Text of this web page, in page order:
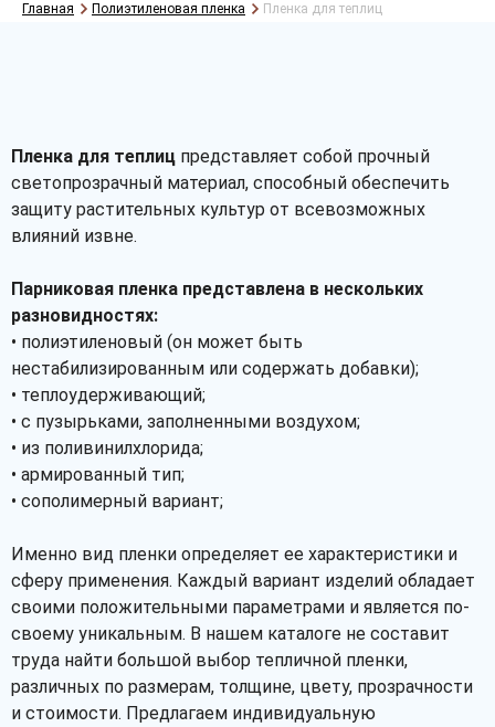
Главная Полиэтиленовая пленка Пленка для теплиц
Пленка для теплиц представляет собой прочный
светопрозрачный материал, способный обеспечить
защиту растительных культур от всевозможных
влияний извне.
Парниковая пленка представлена в нескольких
разновидностях:
• полиэтиленовый (он может быть
нестабилизированным или содержать добавки);
• теплоудерживающий;
• с пузырьками, заполненными воздухом;
• из поливинилхлорида;
• армированный тип;
• сополимерный вариант;
Именно вид пленки определяет ее характеристики и
сферу применения. Каждый вариант изделий обладает
своими положительными параметрами и является по-
своему уникальным. В нашем каталоге не составит
труда найти большой выбор тепличной пленки,
различных по размерам, толщине, цвету, прозрачности
и стоимости. Предлагаем индивидуальную